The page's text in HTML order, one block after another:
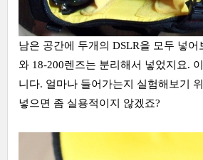
남은 공간에 두개의 DSLR을 모두 넣어
와 18-200렌즈는 분리해서 넣었지요.
니다. 얼마나 들어가는지 실험해보기
넣으면 좀 실용적이지 않겠죠?